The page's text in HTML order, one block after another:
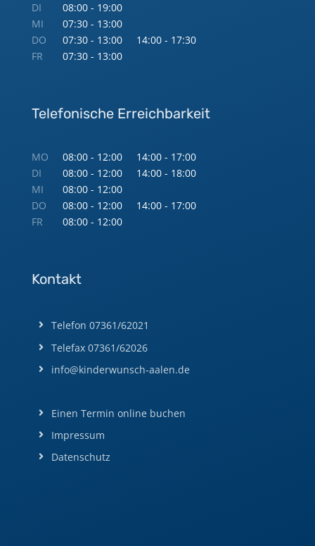
DI
08:00 - 19:00
MI
07:30 - 13:00
DO
07:30 - 13:00
14:00 - 17:30
FR
07:30 - 13:00
Telefonische Erreichbarkeit
MO 08:00 - 12:00
14:00 - 17:00
DI
08:00 - 12:00
14:00 - 18:00
MI
08:00 - 12:00
DO
08:00 - 12:00
14:00 - 17:00
FR
08:00 - 12:00
Kontakt
Telefon 07361/62021
Telefax 07361/62026
info@kinderwunsch-aalen.de
Einen Termin online buchen
Impressum
Datenschutz